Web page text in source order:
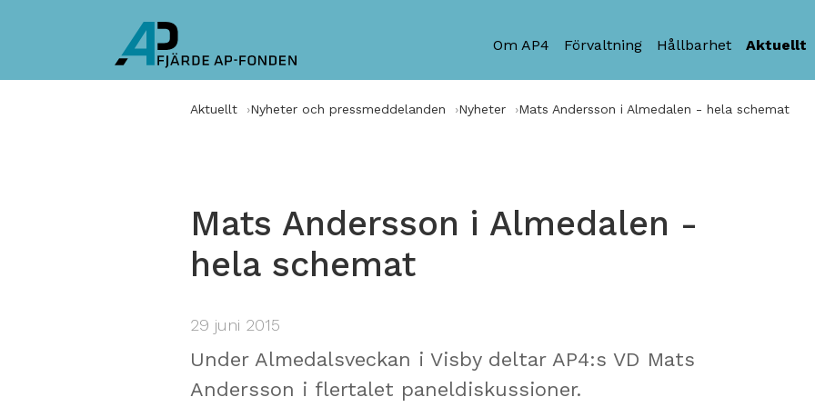
Om AP4 Förvaltning Hållbarhet Aktuellt
Aktuellt Nyheter och pressmeddelanden Nyheter Mats Andersson i Almedalen - hela schemat
Mats Andersson i Almedalen -
hela schemat
29 juni 2015
Under Almedalsveckan i Visby deltar AP4:s VD Mats
Andersson i flertalet paneldiskussioner.